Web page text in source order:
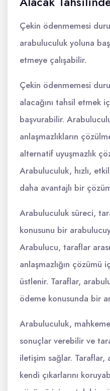
Çekin ödenmemesi
arabuluculuk yoluna
etmeye çalışabilir.
Çekin ödenmemesi
alacağını tahsil etmek
başvurabilir.
anlaşmazlıkların
alternatif uyuşmazlık
Arabuluculuk, hızlı,
daha avantajlı bir
Arabuluculuk süreci,
konusunu bir
Arabulucu, taraflar
anlaşmazlığın
üstlenir. Taraflar,
ödeme konusunda bir
Arabuluculuk,
sonuçlar verebilir ve
iletişim sağlar.
kendi çıkarlarını